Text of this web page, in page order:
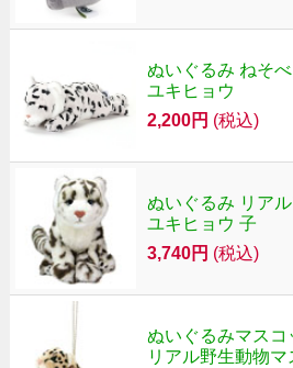
ぬいぐるみ ねそ
ユキヒョウ
2,200円 (税込)
ぬいぐるみ リア
ユキヒョウ 子
3,740円 (税込)
ぬいぐるみマスコ
リアル野生動物